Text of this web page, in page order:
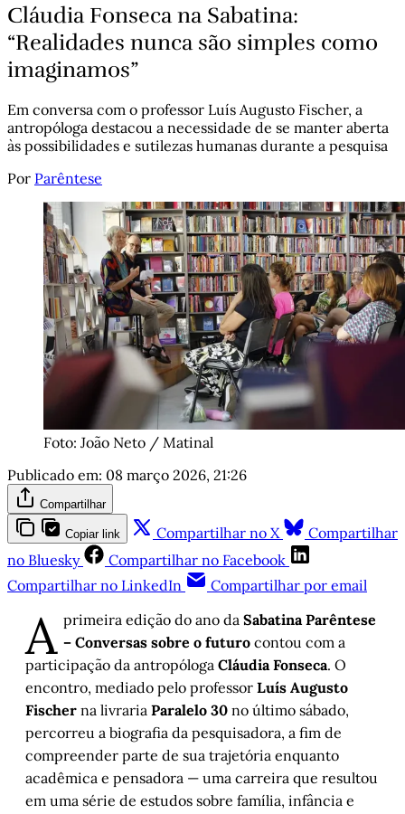
Cláudia Fonseca na Sabatina:
“Realidades nunca são simples como
imaginamos”
Em conversa com o professor Luís Augusto Fischer, a
antropóloga destacou a necessidade de se manter aberta
às possibilidades e sutilezas humanas durante a pesquisa
Por Parêntese
Foto: João Neto / Matinal
Publicado em: 08 março 2026, 21:26
Compartilhar
Copiar link Compartilhar no X
Compartilhar
no Bluesky
Compartilhar no Facebook
Compartilhar no LinkedIn
Compartilhar por email
A primeira edição do ano da Sabatina Parêntese
– Conversas sobre o futuro contou com a
participação da antropóloga Cláudia Fonseca. O
encontro, mediado pelo professor Luís Augusto
Fischer na livraria Paralelo 30 no último sábado,
percorreu a biografia da pesquisadora, a fim de
compreender parte de sua trajetória enquanto
acadêmica e pensadora — uma carreira que resultou
em uma série de estudos sobre família, infância e